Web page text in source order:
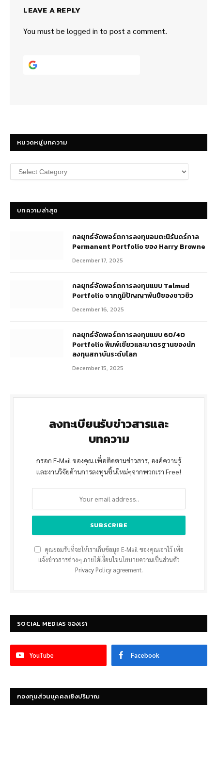
LEAVE A REPLY
You must be logged in to post a comment.
หมวดหมู่บทความ
หมวด
หมู่
บทความล่าสุด
กลยุทธ์​จัดพอร์ตการลงทุนอมตะนิรันดร์กาล
Permanent Portfolio ของ Harry Browne
December 17, 2025
กลยุทธ์จัดพอร์ตการลงทุนแบบ Talmud
Portfolio จากภูมิปัญญาพันปีของชาวยิว
December 16, 2025
กลยุทธ์จัดพอร์ตการลงทุนแบบ 60/40
Portfolio พิมพ์เขียวและมาตรฐานของนัก
ลงทุนสถาบันระดับโลก
December 15, 2025
ลงทะเบียนรับข่าวสารและ
บทความ
กรอก E-Mail ของคุณ เพื่อติดตามข่าวสาร, องค์ความรู้
และงานวิจัยด้านการลงทุนชิ้นใหม่ๆจากพวกเรา Free!
คุณยอมรับที่จะให้เราเก็บข้อมูล E-Mail ของคุณเอาไว้ เพื่อ
แจ้งข่าวสารต่างๆ ภายใต้เงื่อนไขนโยบายความเป็นส่วนตัว
Privacy Policyagreement.
SOCIAL MEDIAS ของเรา
YouTube Facebook
กองทุนส่วนบุคคลเชิงปริมาณ